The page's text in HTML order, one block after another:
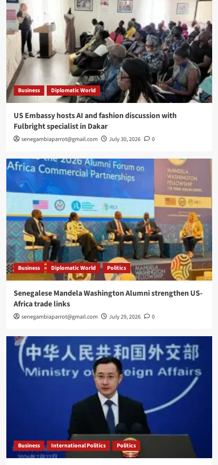
Business Diplomatic World
US Embassy hosts AI and fashion discussion with
Fulbright specialist in Dakar
senegambiaparrot@gmail.com July 30, 2026 0
Business Diplomatic World Politics
Senegalese Mandela Washington Alumni strengthen US-
Africa trade links
senegambiaparrot@gmail.com July 29, 2026 0
Business International Politics Politics